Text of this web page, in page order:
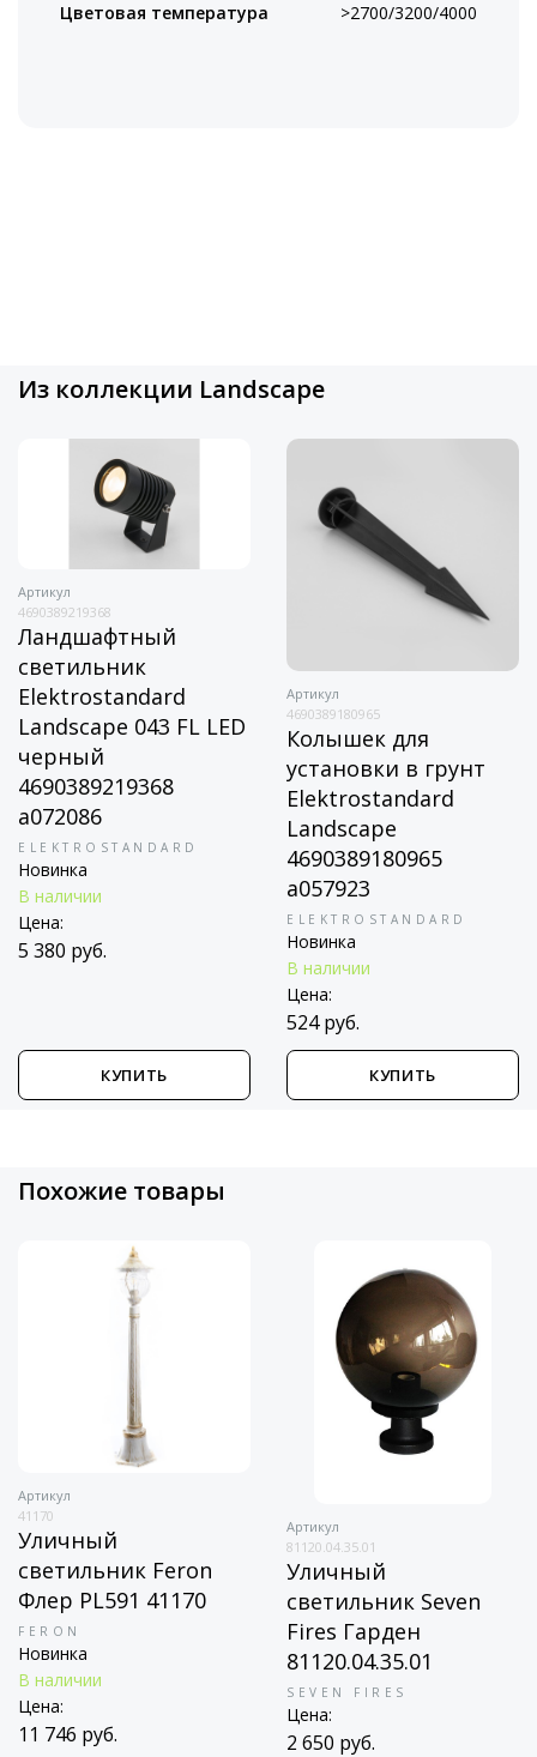
Цветовая температура
>2700/3200/4000
Из коллекции Landscape
Артикул
4690389219368
Ландшафтный
светильник
Elektrostandard
Landscape 043 FL LED
черный
4690389219368
a072086
ELEKTROSTANDARD
Новинка
В наличии
Цена:
5 380 руб.
КУПИТЬ
Артикул
4690389180965
Колышек для
установки в грунт
Elektrostandard
Landscape
4690389180965
a057923
ELEKTROSTANDARD
Новинка
В наличии
Цена:
524 руб.
КУПИТЬ
Похожие товары
Артикул
41170
Уличный
светильник Feron
Флер PL591 41170
FERON
Новинка
В наличии
Цена:
11 746 руб.
Артикул
81120.04.35.01
Уличный
светильник Seven
Fires Гарден
81120.04.35.01
SEVEN FIRES
Цена:
2 650 руб.